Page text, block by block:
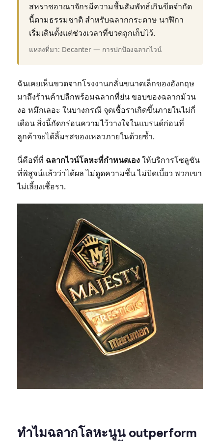
สหราชอาณาจักรมีความชื้นสัมพัทธ์เกินขีดจำกัด
นี้ตามธรรมชาติ สำหรับฉลากกระดาษ นาฬิกา
เริ่มเดินตั้งแต่ช่วงเวลาที่ขวดถูกเก็บไว้.
แหล่งที่มา: Decanter — การปกป้องฉลากไวน์
ฉันเคยเห็นขวดจากโรงงานกลั่นขนาดเล็กของอังกฤษ
มาถึงร้านค้าปลีกพร้อมฉลากที่ย่น ขอบของฉลากม้วน
งอ หมึกเลอะ ในบางกรณี จุดเชื้อราเกิดขึ้นภายในไม่กี่
เดือน สิ่งนี้กัดกร่อนความไว้วางใจในแบรนด์ก่อนที่
ลูกค้าจะได้ลิ้มรสของเหลวภายในด้วยซ้ำ.
นี่คือที่ที่ ฉลากไวน์โลหะที่กำหนดเองให้บริการโซลูชัน
ที่พิสูจน์แล้วว่าได้ผล ไม่ดูดความชื้น ไม่บิดเบี้ยว พวกเขา
ไม่เลี้ยงเชื้อรา.
ทำไมฉลากโลหะนูน outperform